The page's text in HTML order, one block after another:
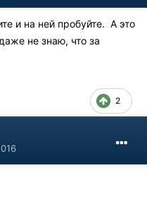
и на ней пробуйте. А это
не знаю, что за
2